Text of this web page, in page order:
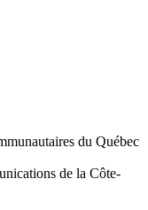
du Québec
de la Côte-